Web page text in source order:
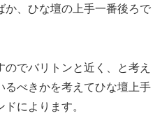
楽におけるフルートの位置フ...
か、ひな壇の上手一番後ろで
でバリトンと近く、と考え
るべきかを考えてひな壇上手
によります。